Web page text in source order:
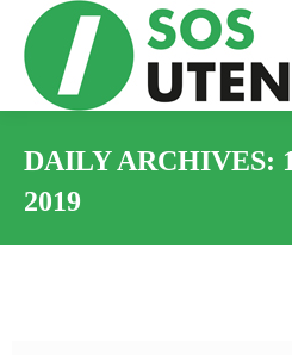
DAILY ARCHIVES:
2019